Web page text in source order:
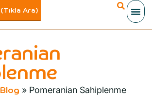
Ara)
Blog » Pomeranian Sahiplenme